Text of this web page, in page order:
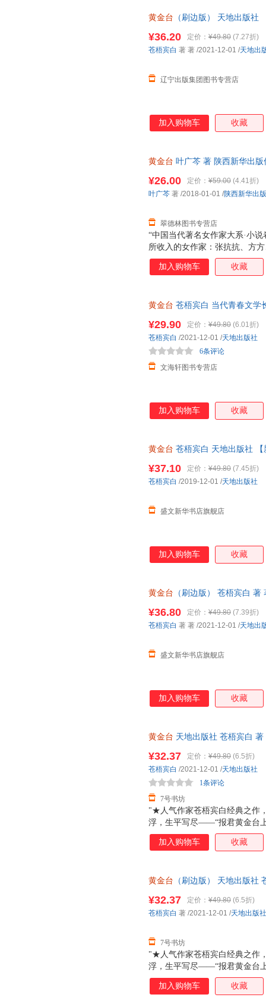
黄金台 （刷边版） 天地出版社
¥36.20 定价： ¥49.80 (7.27折)
辽宁出版集团图书专营店
苍梧宾白 著 著 /2021-12-01 /天地出
加入购物车 收藏
黄金台 叶广芩 著 陕西新华出
“中国当代著名女作家大系·小
所收入的女作家：张抗抗、方
为获过各种国家大奖又为读者
折页，分别有十多幅她们各个
值。 本书收入叶广芩中短篇小
表现了多样的世态人情。
¥26.00 定价： ¥59.00 (4.41折)
翠德林图书专营店
叶广芩 著 /2018-01-01 /陕西新华出
加入购物车 收藏
黄金台 苍梧宾白 当代青春文学
¥29.90 定价： ¥49.80 (6.01折)
文海轩图书专营店
6条评论
苍梧宾白 /2021-12-01 /天地出版社
加入购物车 收藏
黄金台 苍梧宾白 天地出版社
¥37.10 定价： ¥49.80 (7.45折)
盛文新华书店旗舰店
苍梧宾白 /2019-12-01 /天地出版社
加入购物车 收藏
黄金台 （刷边版） 苍梧宾白
¥36.80 定价： ¥49.80 (7.39折)
盛文新华书店旗舰店
苍梧宾白 著 著 /2021-12-01 /天地出
加入购物车 收藏
黄金台 天地出版社 苍梧宾白
"★人气作家苍梧宾白经典之作
浮，生平写尽——“报君黄金台
负天下人，他不负他★凡有所
哭，十二载光阴，岁如长河，
¥32.37 定价： ¥49.80 (6.5折)
7号书坊
1条评论
苍梧宾白 /2021-12-01 /天地出版社
加入购物车 收藏
黄金台 （刷边版） 天地出版社
"★人气作家苍梧宾白经典之作
浮，生平写尽——“报君黄金台
负天下人，他不负他★凡有所
哭，十二载光阴，岁如长河，
¥32.37 定价： ¥49.80 (6.5折)
7号书坊
苍梧宾白 著 /2021-12-01 /天地出版社
加入购物车 收藏